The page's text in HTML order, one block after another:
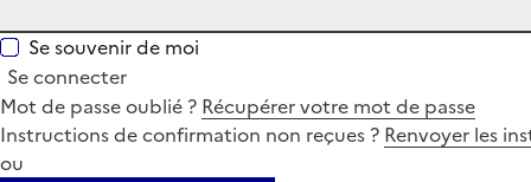
Se souvenir de moi
Se connecter
Mot de passe oublié ? Récupérer votre mot de passe
Instructions de confirmation non reçues ? Renvoyer les
ou